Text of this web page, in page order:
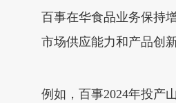
百事在华食品业务保持
市场供应能力和产品创
例如，百事2024年投产